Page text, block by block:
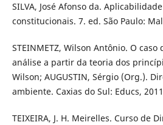
SILVA, José Afonso da.
constitucionais. 7. ed. São Paulo:
STEINMETZ, Wilson Antônio. O caso
análise a partir da teoria dos
Wilson; AUGUSTIN, Sérgio (Org.).
ambiente. Caxias do Sul: Educs,
TEIXEIRA, J. H. Meirelles. Curso de